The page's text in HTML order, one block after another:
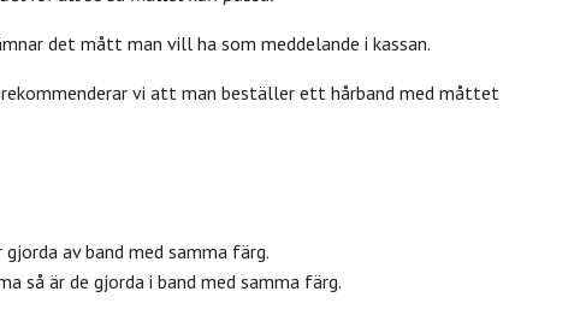
det mått man vill ha som meddelande i kassan.
vi att man beställer ett hårband med måttet
av band med samma färg.
så är de gjorda i band med samma färg.